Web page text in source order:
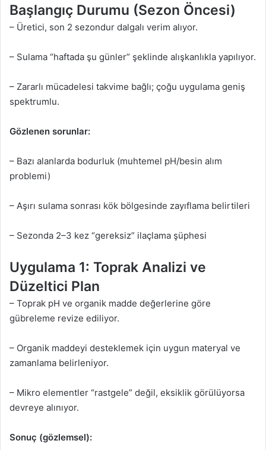
Başlangıç Durumu (Sezon Öncesi)
– Üretici, son 2 sezondur dalgalı verim alıyor.
– Sulama “haftada şu günler” şeklinde alışkanlıkla yapılıyor.
– Zararlı mücadelesi takvime bağlı; çoğu uygulama geniş
spektrumlu.
Gözlenen sorunlar:
– Bazı alanlarda bodurluk (muhtemel pH/besin alım
problemi)
– Aşırı sulama sonrası kök bölgesinde zayıflama belirtileri
– Sezonda 2–3 kez “gereksiz” ilaçlama şüphesi
Uygulama 1: Toprak Analizi ve
Düzeltici Plan
– Toprak pH ve organik madde değerlerine göre
gübreleme revize ediliyor.
– Organik maddeyi desteklemek için uygun materyal ve
zamanlama belirleniyor.
– Mikro elementler “rastgele” değil, eksiklik görülüyorsa
devreye alınıyor.
Sonuç (gözlemsel):